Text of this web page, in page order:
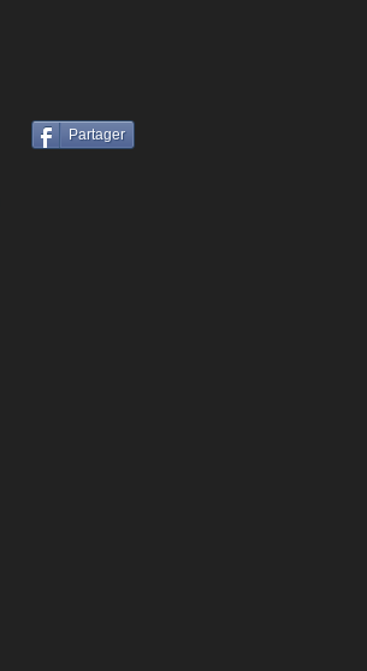
Partager